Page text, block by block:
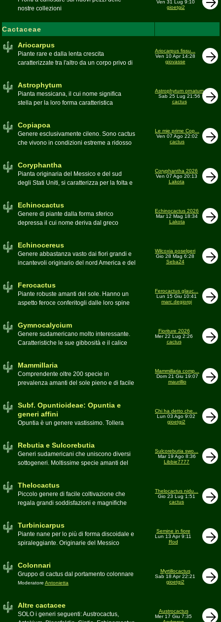
nostre collezioni
Ven 31 Lug 9:10
gioetgi2
Cactaceae
Ariocarpus
Piante rare e dalla lenta crescita
caratterizzate tra l'altro da un corpo privo di
alto rischio di scomparsa in habitat. Amanti
di terricci calcarei e ben drenati
Moderatore
Ariocarpus fissu...
Ven 10 Apr 14:28
giovasse
Astrophytum
Pianta messicana, il cui nome significa
stella per la loro forma caratteristica
Astrophytum ornatum
Sab 25 Lug 21:56
cactus
Copiapoa
Genere esclusivamente cileno. Sono cactus
che vivono in condizioni estreme a ridosso
ModeratoreLuca
Le mie prime Cop...
Ven 07 Ago 22:02
cactus
Coryphantha
Pianta originaria del Messico e del sud
degli Stati Uniti, si caratterizza per la folta e
ànthos (fiore) per via dei suoi fiori che
spuntano sulla cima della pianta
Moderatore
Coryphantha 2026
Ven 07 Ago 20:13
Lakota
Echinocactus
Genere di piante dalla forma sferico
depressa il cui nome deriva dal greco
denominati cactus barile per il loro notevole
pessimo
Echinocactus 2026
Mar 12 Mag 18:34
Lakota
Echinocereus
Genere abbastanza vasto dai fiori grandi e
incantevoli originario del nord America e del
Wilcoxia poselgeri
Gio 28 Mag 6:28
Seba24
Ferocactus
Piante robuste amanti del sole. Hanno un
aspetto feroce conferitogli dalle loro spine
Ferocactus glauc...
Lun 15 Giu 10:41
marc.degiorgi
Gymnocalycium
Genere sudamericano molto interessante.
Caratteristiche le sue gibbosità e il calice
Fioriture 2026
Mer 22 Lug 2:26
cactus
Mammillaria
Comprendente oltre 200 specie in
prevalenza amanti del sole pieno e di facile
Mammillaria comp...
Dom 21 Giu 19:07
maurillio
Subf. Opuntioideae: Opuntia e
generi affini
Opuntia è un genere vastissimo. Tollera
Canada. Caratteristiche le temute spine
carnosi spesso commestibili
Chi ha detto che...
Lun 03 Ago 9:02
gioetgi2
Rebutia e Sulcorebutia
Generi sudamericani che uniscono diversi
sottogeneri. Moltissime specie amanti del
Sulcorebutia swo...
Mar 19 Ago 8:36
Libbie7777
Thelocactus
Piccolo genere di facile coltivazione che
regala grandi soddisfazioni e magnifiche
Thelocactus nidu...
Gio 23 Lug 1:51
cactus
Turbinicarpus
Piante nane per lo più di forma discoidale e
spiraleggiante. Originarie del Messico
Semine in fiore
Lun 13 Apr 9:11
Rod
Colonnari
Gruppo di cactus dal portamento colonnare
Moderatore Antonietta
Myrtillocactus
Sab 18 Apr 22:21
gioetgi2
Altre cactacee
SOLO i generi seguenti: Austrocactus,
Austrocactus
Mer 17 Giu 7:35